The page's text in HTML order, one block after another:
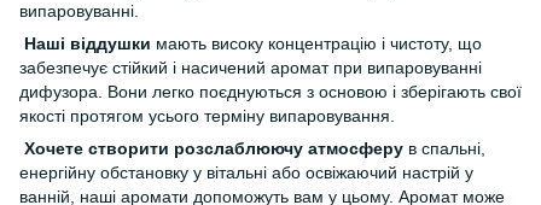
випаровуванні.
Наші віддушки мають високу концентрацію і чистоту, що
забезпечує стійкий і насичений аромат при випаровуванні
дифузора. Вони легко поєднуються з основою і зберігають свої
якості протягом усього терміну випаровування.
Хочете створити розслаблюючу атмосферу в спальні,
енергійну обстановку у вітальні або освіжаючий настрій у
ванній, наші аромати допоможуть вам у цьому. Аромат може